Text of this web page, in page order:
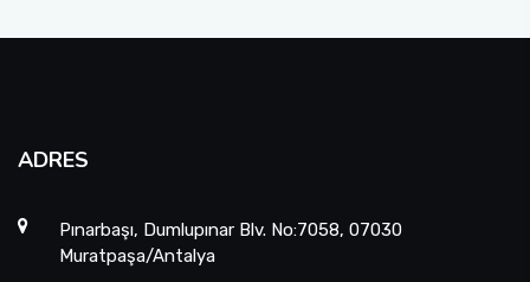
ADRES
Pınarbaşı, Dumlupınar Blv. No:7058, 07030
Muratpaşa/Antalya